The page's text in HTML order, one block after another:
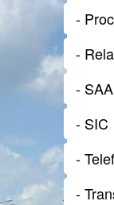
-
-
-
- SIC
-
-